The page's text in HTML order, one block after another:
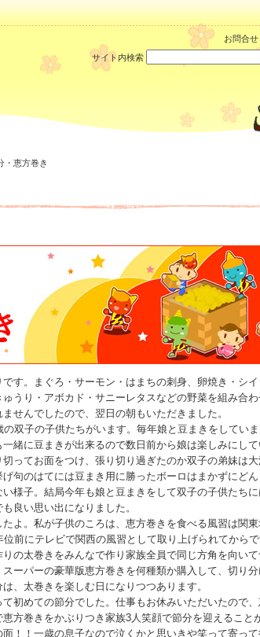
お問合せ
サイト内検索
・恵方巻き
す。まぐろ・サーモン・はまちの刺身、卵焼き・シ
うり・アボカド・サニーレタスなどの野菜を組み合
せんでしたので、翌日の朝もいただきました。
双子の子供たちがいます。毎年娘と豆まきをしていま
緒に豆まきが出来るので数日前から娘は楽しみにして
ってお面をつけ、張り切り過ぎたのか双子の弟妹は
句のはてには豆まき用に勝ったボーロはまかずにどん
様子。結局今年も娘と豆まきをして双子の子供たち
良い思い出になりました。
よ。私が子供のころは、恵方巻きを食べる風習は関
位前にテレビで関西の風習として取り上げられてから
の太巻きをみんなで作り家族全員で同じ方角を向い
ーパーの豪華版恵方巻きを何種類か購入して、切り
、太巻きを楽しむ日になりつつあります。
初めての節分でした。仕事もお休みいただいたので、
方巻きをかぶりつき家族3人笑顔で節分を迎えること
！！一歳の息子なので泣くかと思いきや笑って寄って